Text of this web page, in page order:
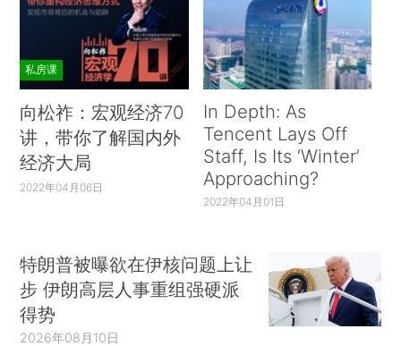
私房课
向松祚：宏观经济70
讲，带你了解国内外
经济大局
2022年04月06日
In Depth: As
Tencent Lays Off
Staff, Is Its ‘Winter’
Approaching?
2022年04月01日
特朗普被曝欲在伊核问题上让
步 伊朗高层人事重组强硬派
得势
2026年08月10日